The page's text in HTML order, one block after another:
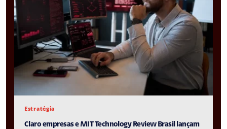
Estratégia
Claro empresas e MIT Technology Review Brasil lançam